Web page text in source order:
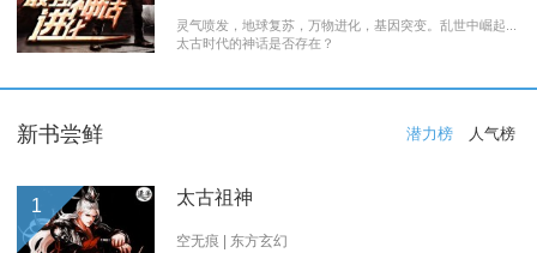
灵气喷发，地球复苏，万物进化，基因突变。乱世中崛起...
太古时代的神话是否存在？
新书尝鲜 潜力榜 人气榜
1 太古祖神
空无痕 | 东方玄幻